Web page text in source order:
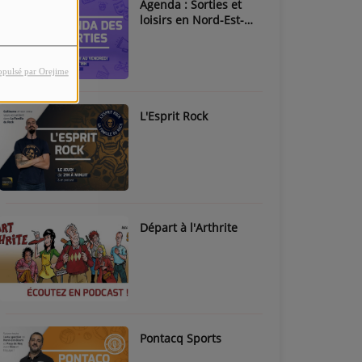
par Orejime
Agenda : Sorties et
loisirs en Nord-Est-
L'Esprit Rock
Départ à l'Arthrite
Pontacq Sports